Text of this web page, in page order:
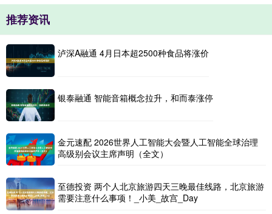
推荐资讯
泸深A融通 4月日本超2500种食品将涨价
银泰融通 智能音箱概念拉升，和而泰涨停
金元速配 2026世界人工智能大会暨人工智能全球治理
高级别会议主席声明（全文）
至德投资 两个人北京旅游四天三晚最佳线路，北京旅游
需要注意什么事项！_小美_故宫_Day